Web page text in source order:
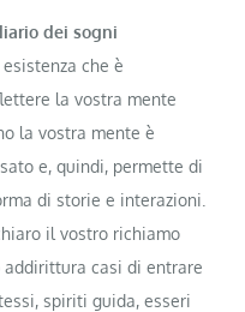
dei sogni
che è
la vostra mente
la vostra mente è
e, quindi, permette di
di storie e interazioni.
il vostro richiamo
addirittura casi di entrare
spiriti guida, esseri